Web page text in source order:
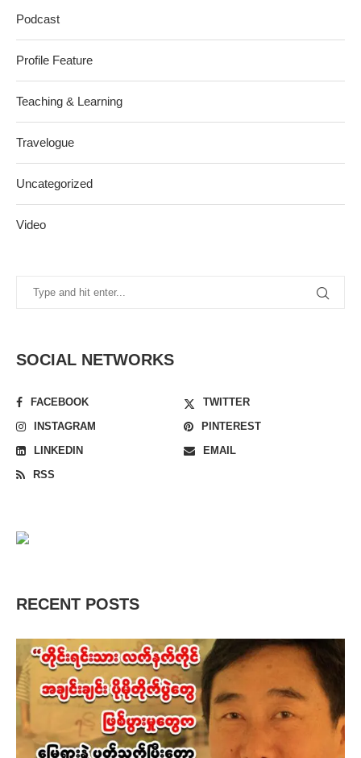
Podcast
Profile Feature
Teaching & Learning
Travelogue
Uncategorized
Video
SOCIAL NETWORKS
FACEBOOK
TWITTER
INSTAGRAM
PINTEREST
LINKEDIN
EMAIL
RSS
RECENT POSTS